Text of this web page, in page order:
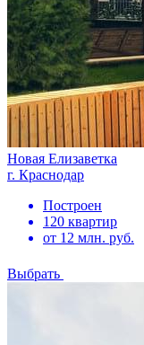
Новая Елизаветка
г. Краснодар
Построен
120 квартир
от 12 млн. руб.
Выбрать